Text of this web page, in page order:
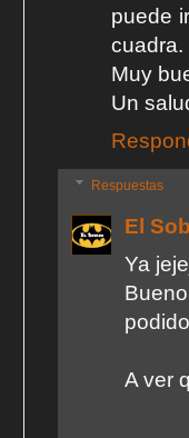
puede
cuadra.
Muy
Un
Respuestas
El
Ya
A ver